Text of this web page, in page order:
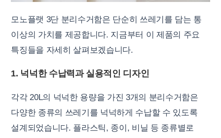
모노플랫 3단 분리수거함은 단순히 쓰레기를 담는 통
이상의 가치를 제공합니다. 지금부터 이 제품의 주요
특징들을 자세히 살펴보겠습니다.
1. 넉넉한 수납력과 실용적인 디자인
각각 20L의 넉넉한 용량을 가진 3개의 분리수거함은
다양한 종류의 쓰레기를 넉넉하게 수납할 수 있도록
설계되었습니다. 플라스틱, 종이, 비닐 등 종류별로